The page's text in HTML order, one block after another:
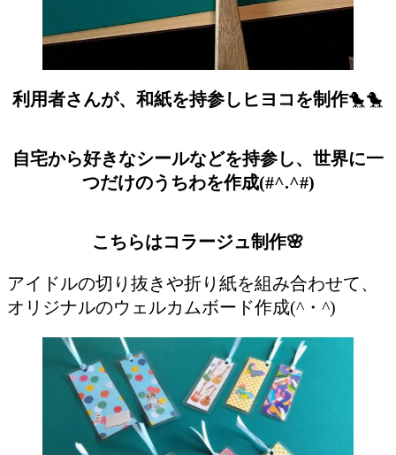
利用者さんが、和紙を持参しヒヨコを制作🐤🐤
自宅から好きなシールなどを持参し、世界に一
つだけのうちわを作成(#^.^#)
こちらはコラージュ制作🌸
アイドルの切り抜きや折り紙を組み合わせて、
オリジナルのウェルカムボード作成(^・^)